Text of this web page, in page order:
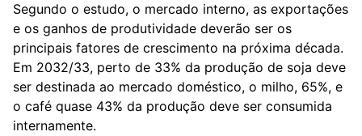
Segundo o estudo, o mercado interno, as exportações
e os ganhos de produtividade deverão ser os
principais fatores de crescimento na próxima década.
Em 2032/33, perto de 33% da produção de soja deve
ser destinada ao mercado doméstico, o milho, 65%, e
o café quase 43% da produção deve ser consumida
internamente.